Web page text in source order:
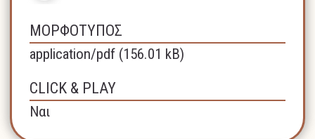
ΜΟΡΦΟΤΥΠΟΣ
application/pdf (156.01 kB)
CLICK & PLAY
Ναι